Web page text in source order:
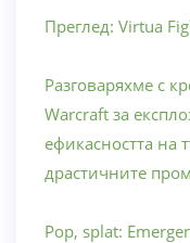
Преглед: Virtua
Разговаряхме с
Warcraft за
ефикасността на
драстичните
Pop, splat: